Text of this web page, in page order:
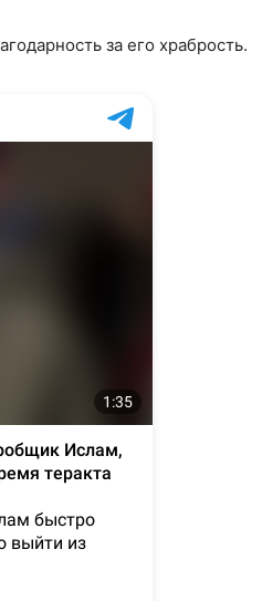
за его храбрость.